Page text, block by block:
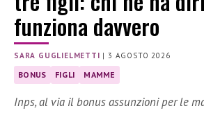
funziona davvero
SARA GUGLIELMETTI |3 AGOSTO 2026
BONUS FIGLI MAMME
Inps, al via il bonus assunzioni per le